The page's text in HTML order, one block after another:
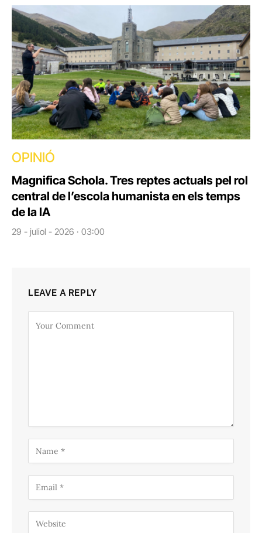
OPINIÓ
Magnifica Schola. Tres reptes actuals pel rol
central de l’escola humanista en els temps
de la IA
29 - juliol - 2026 · 03:00
LEAVE A REPLY